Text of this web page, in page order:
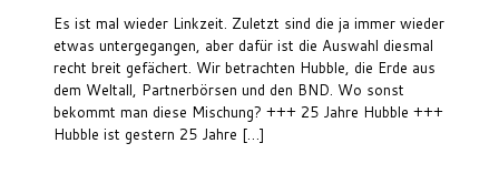
Es ist mal wieder Linkzeit. Zuletzt sind die ja immer wieder
etwas untergegangen, aber dafür ist die Auswahl diesmal
recht breit gefächert. Wir betrachten Hubble, die Erde aus
dem Weltall, Partnerbörsen und den BND. Wo sonst
bekommt man diese Mischung? +++ 25 Jahre Hubble +++
Hubble ist gestern 25 Jahre […]